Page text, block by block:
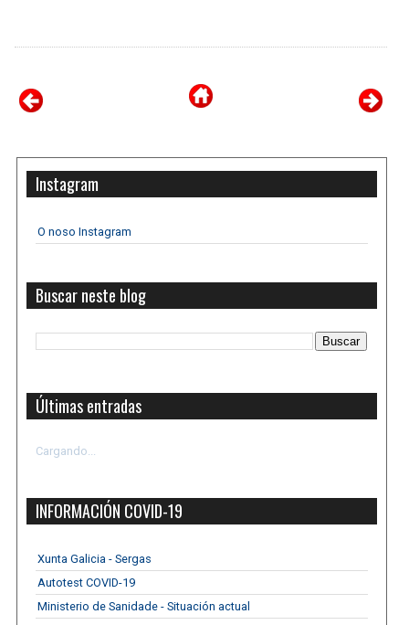
Instagram
O noso Instagram
Buscar neste blog
Últimas entradas
Cargando...
INFORMACIÓN COVID-19
Xunta Galicia - Sergas
Autotest COVID-19
Ministerio de Sanidade - Situación actual